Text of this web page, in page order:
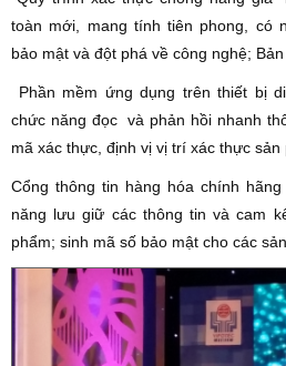
toàn mới, mang tính tiên phong, có
bảo mật và đột phá về công nghệ;
Phần mềm ứng dụng trên thiết bị
chức năng đọc và phản hồi nhanh
mã xác thực, định vị vị trí xác thực sản
Cổng thông tin hàng hóa chính hãng
năng lưu giữ các thông tin và cam
phẩm; sinh mã số bảo mật cho các